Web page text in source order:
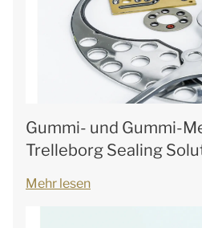
Gummi- und Gummi-
Trelleborg Sealing
Mehr lesen